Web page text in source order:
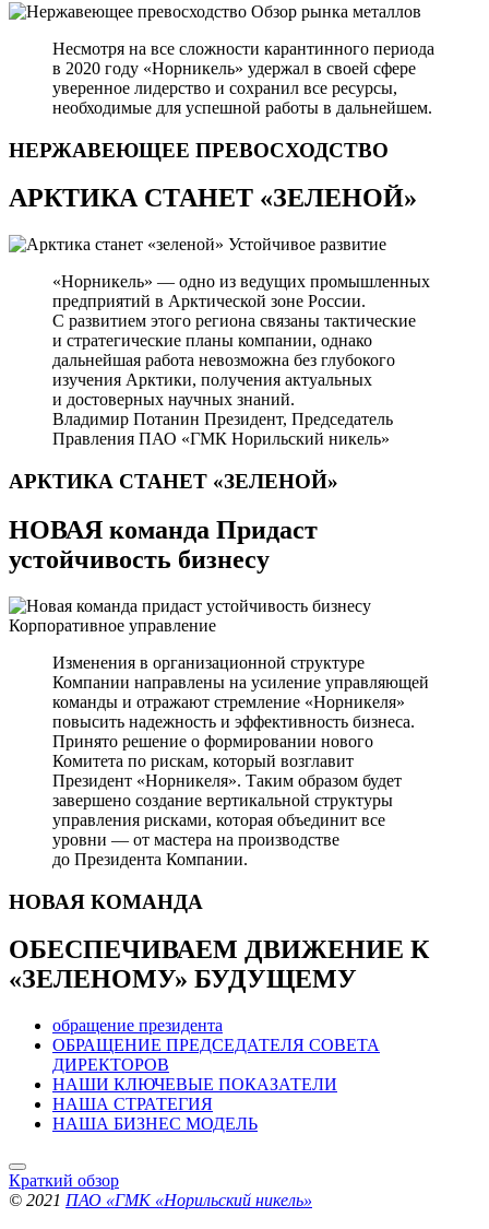
Обзор рынка металлов
Несмотря на все сложности карантинного периода
в 2020 году «Норникель» удержал в своей сфере
уверенное лидерство и сохранил все ресурсы,
необходимые для успешной работы в дальнейшем.
НЕРЖАВЕЮЩЕЕ ПРЕВОСХОДСТВО
АРКТИКА СТАНЕТ «ЗЕЛЕНОЙ»
Устойчивое развитие
«Норникель» — одно из ведущих промышленных
предприятий в Арктической зоне России.
С развитием этого региона связаны тактические
и стратегические планы компании, однако
дальнейшая работа невозможна без глубокого
изучения Арктики, получения актуальных
и достоверных научных знаний.
Владимир Потанин Президент, Председатель
Правления ПАО «ГМК Норильский никель»
АРКТИКА СТАНЕТ «ЗЕЛЕНОЙ»
НОВАЯ команда Придаст
устойчивость бизнесу
Корпоративное управление
Изменения в организационной структуре
Компании направлены на усиление управляющей
команды и отражают стремление «Норникеля»
повысить надежность и эффективность бизнеса.
Принято решение о формировании нового
Комитета по рискам, который возглавит
Президент «Норникеля». Таким образом будет
завершено создание вертикальной структуры
управления рисками, которая объединит все
уровни — от мастера на производстве
до Президента Компании.
НОВАЯ КОМАНДА
ОБЕСПЕЧИВАЕМ ДВИЖЕНИЕ К
«ЗЕЛЕНОМУ» БУДУЩЕМУ
обращение президента
ОБРАЩЕНИЕ ПРЕДСЕДАТЕЛЯ СОВЕТА
ДИРЕКТОРОВ
НАШИ КЛЮЧЕВЫЕ ПОКАЗАТЕЛИ
НАША СТРАТЕГИЯ
НАША БИЗНЕС МОДЕЛЬ
Краткий обзор
© 2021 ПАО «ГМК «Норильский никель»